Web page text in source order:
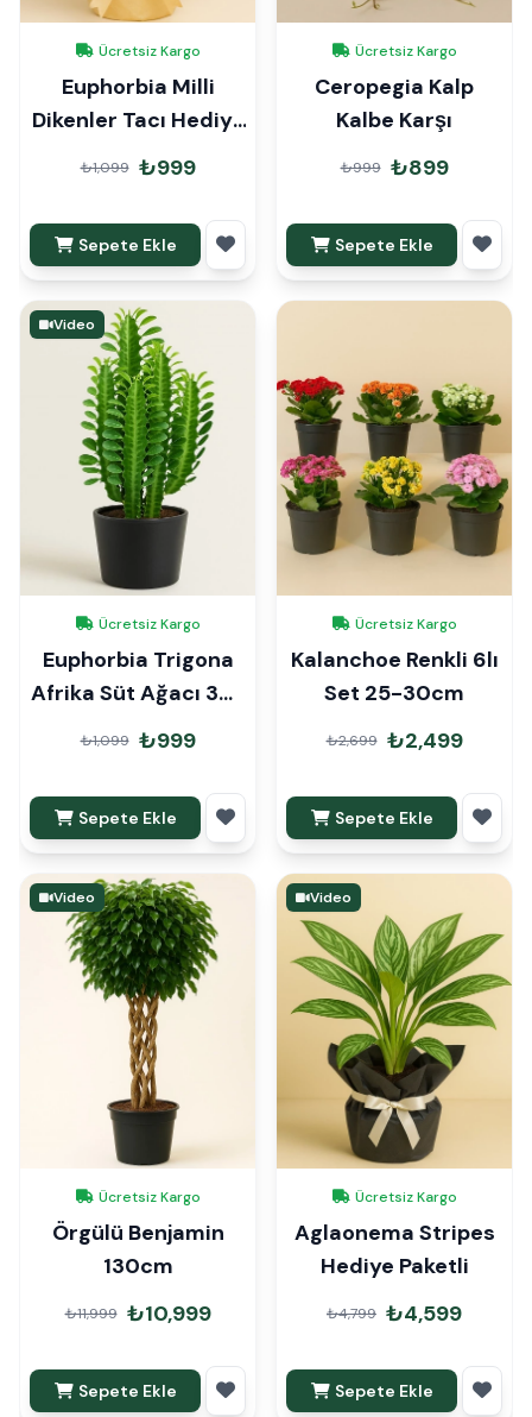
Ücretsiz Kargo
Euphorbia Milli
Dikenler Tacı Hediye
Paketli
₺1,099 ₺999
Sepete Ekle
Ücretsiz Kargo
Ceropegia Kalp
Kalbe Karşı
₺999 ₺899
Sepete Ekle
Video
Ücretsiz Kargo
Euphorbia Trigona
Afrika Süt Ağacı 30-
40cm
₺1,099 ₺999
Sepete Ekle
Ücretsiz Kargo
Kalanchoe Renkli 6lı
Set 25-30cm
₺2,699 ₺2,499
Sepete Ekle
Video
Ücretsiz Kargo
Örgülü Benjamin
130cm
₺11,999 ₺10,999
Sepete Ekle
Video
Ücretsiz Kargo
Aglaonema Stripes
Hediye Paketli
₺4,799 ₺4,599
Sepete Ekle